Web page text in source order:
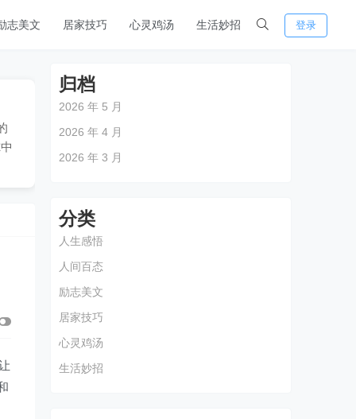
志美文 居家技巧 心灵鸡汤 生活妙招 登录
归档
2026 年 5 月
2026 年 4 月
2026 年 3 月
分类
人生感悟
人间百态
励志美文
居家技巧
心灵鸡汤
生活妙招